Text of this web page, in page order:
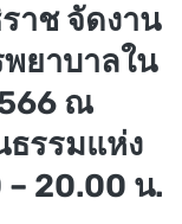
าช จัดงาน
พยาบาลใน
ณ
รรมแห่ง
– 20.00 น.